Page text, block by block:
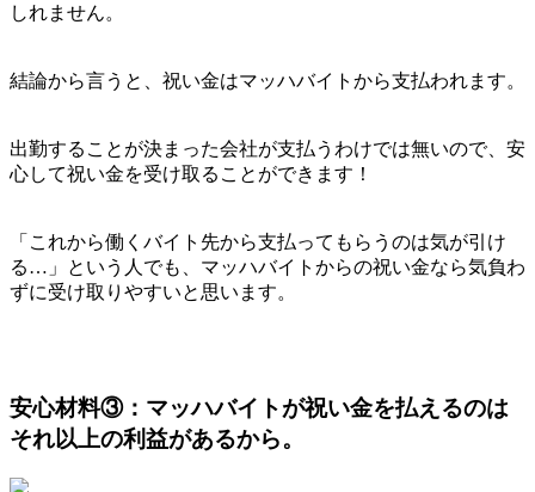
しれません。
結論から言うと、祝い金はマッハバイトから支払われます。
出勤することが決まった会社が支払うわけでは無いので、安
心して祝い金を受け取ることができます！
「これから働くバイト先から支払ってもらうのは気が引け
る…」という人でも、マッハバイトからの祝い金なら気負わ
ずに受け取りやすいと思います。
安心材料③：マッハバイトが祝い金を払えるのは
それ以上の利益があるから。